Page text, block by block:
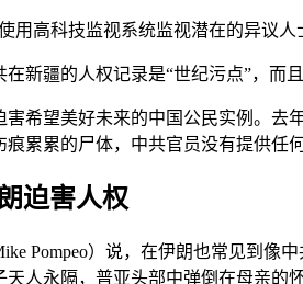
用高科技监视系统监视潜在的异议
新疆的人权记录是“世纪污点”，而
害希望美好未来的中国公民实例。去
累累的尸体，中共官员没有提供任何
迫害人权
Pompeo）说，在伊朗也常见到像
人永隔，普亚头部中弹倒在母亲的怀